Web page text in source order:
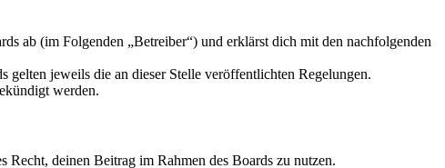
ab (im Folgenden „Betreiber“) und erklärst dich mit den nachfolgenden
gelten jeweils die an dieser Stelle veröffentlichten Regelungen.
werden.
deinen Beitrag im Rahmen des Boards zu nutzen.